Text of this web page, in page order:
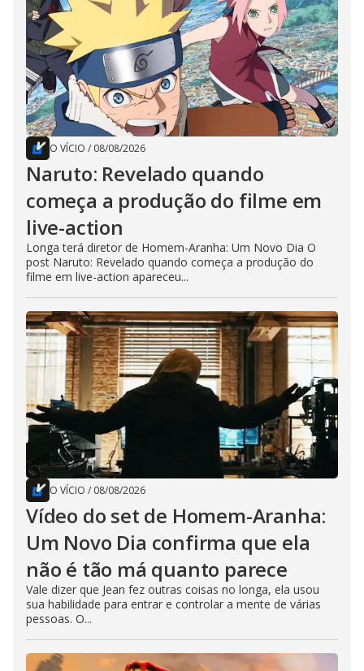
O VÍCIO / 08/08/2026
Naruto: Revelado quando
começa a produção do filme em
live-action
Longa terá diretor de Homem-Aranha: Um Novo Dia O
post Naruto: Revelado quando começa a produção do
filme em live-action apareceu...
O VÍCIO / 08/08/2026
Vídeo do set de Homem-Aranha:
Um Novo Dia confirma que ela
não é tão má quanto parece
Vale dizer que Jean fez outras coisas no longa, ela usou
sua habilidade para entrar e controlar a mente de várias
pessoas. O...